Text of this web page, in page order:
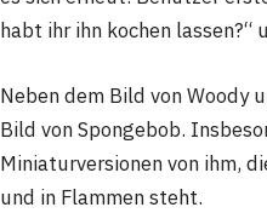
habt ihr ihn kochen lassen?“
Neben dem Bild von Woody
Bild von Spongebob.
Miniaturversionen von ihm,
und in Flammen steht.